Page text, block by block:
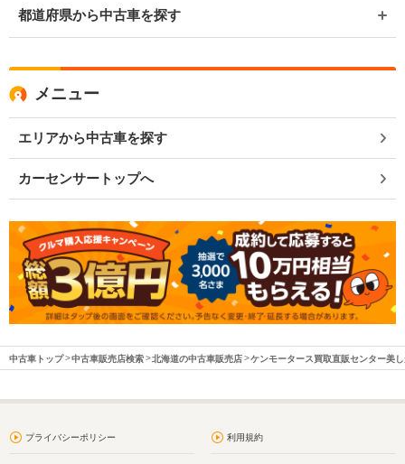
都道府県から中古車を探す
メニュー
エリアから中古車を探す
カーセンサートップへ
中古車トップ 中古車販売店検索 北海道の中古車販売店 ケンモータース買取直販センター美
プライバシーポリシー 利用規約